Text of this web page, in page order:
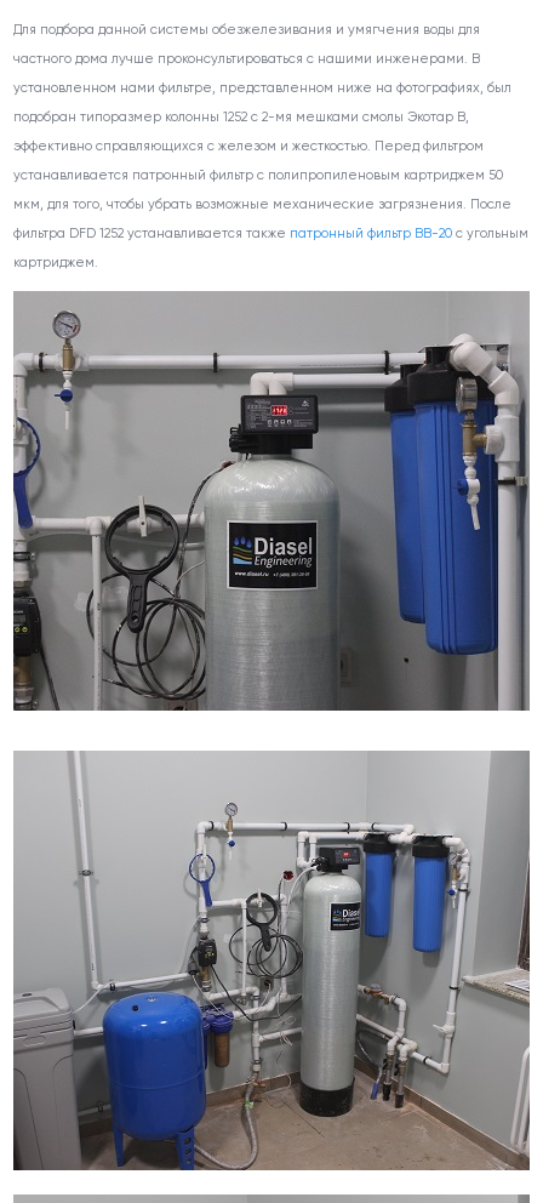
Для подбора данной системы обезжелезивания и умягчения воды для
частного дома лучше проконсультироваться с нашими инженерами. В
установленном нами фильтре, представленном ниже на фотографиях, был
подобран типоразмер колонны 1252 с 2-мя мешками смолы Экотар В,
эффективно справляющихся с железом и жесткостью. Перед фильтром
устанавливается патронный фильтр с полипропиленовым картриджем 50
мкм, для того, чтобы убрать возможные механические загрязнения. После
фильтра DFD 1252 устанавливается также патронный фильтр ВВ-20 с угольным
картриджем.